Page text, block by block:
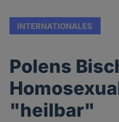
INTERNATIONALES
Polens
"heilbar"